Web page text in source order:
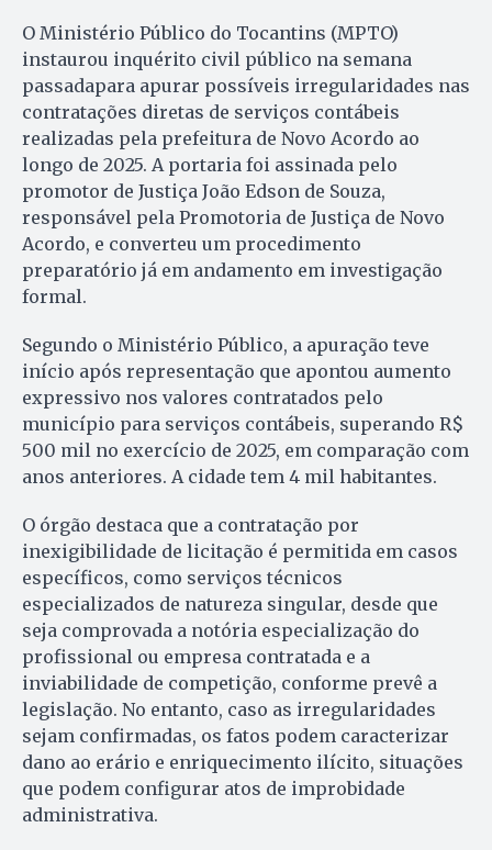
O Ministério Público do Tocantins (MPTO)
instaurou inquérito civil público na semana
passadapara apurar possíveis irregularidades nas
contratações diretas de serviços contábeis
realizadas pela prefeitura de Novo Acordo ao
longo de 2025. A portaria foi assinada pelo
promotor de Justiça João Edson de Souza,
responsável pela Promotoria de Justiça de Novo
Acordo, e converteu um procedimento
preparatório já em andamento em investigação
formal.
Segundo o Ministério Público, a apuração teve
início após representação que apontou aumento
expressivo nos valores contratados pelo
município para serviços contábeis, superando R$
500 mil no exercício de 2025, em comparação com
anos anteriores. A cidade tem 4 mil habitantes.
O órgão destaca que a contratação por
inexigibilidade de licitação é permitida em casos
específicos, como serviços técnicos
especializados de natureza singular, desde que
seja comprovada a notória especialização do
profissional ou empresa contratada e a
inviabilidade de competição, conforme prevê a
legislação. No entanto, caso as irregularidades
sejam confirmadas, os fatos podem caracterizar
dano ao erário e enriquecimento ilícito, situações
que podem configurar atos de improbidade
administrativa.